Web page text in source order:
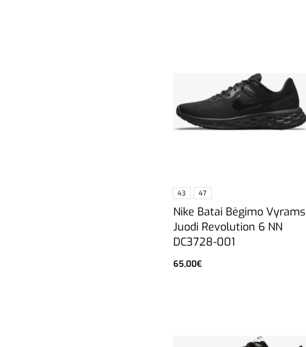
43 47
Nike Batai Bėgimo Vyrams
Juodi Revolution 6 NN
DC3728-001
65,00€